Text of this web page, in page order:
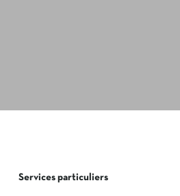
Services particuliers